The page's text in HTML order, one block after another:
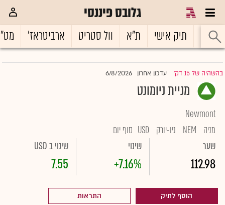
גלובס פיננסי
ראשי תיק אישי ת"א וול סטריט ארביטראז'
בהשהיה של 15 דק' |עדכון אחרון 6/8/2026
מניית ניומונט
Newmont
מניה
NEM ניו-יורק USD סוף יום
שער
112.98
שינוי
+7.16%
שינוי ב USD
7.55
הוסף לתיק התראות